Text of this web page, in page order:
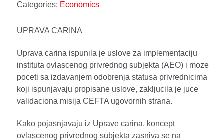
Categories: Economics
UPRAVA CARINA
Uprava carina ispunila je uslove za implementaciju
instituta ovlascenog privrednog subjekta (AEO) i moze
poceti sa izdavanjem odobrenja statusa privrednicima
koji ispunjavaju propisane uslove, zakljucila je juce
validaciona misija CEFTA ugovornih strana.
Kako pojasnjavaju iz Uprave carina, koncept
ovlascenog privrednog subjekta zasniva se na